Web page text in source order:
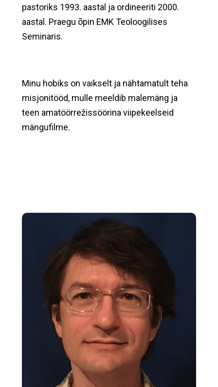
pastoriks 1993. aastal ja ordineeriti 2000.
aastal. Praegu õpin EMK Teoloogilises
Seminaris.
Minu hobiks on vaikselt ja nähtamatult teha
misjonitööd, mulle meeldib malemäng ja
teen amatöörrežissöörina viipekeelseid
mängufilme.